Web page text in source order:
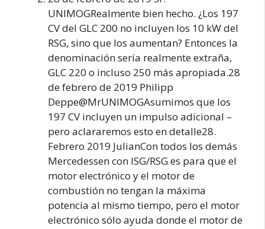
UNIMOGRealmente bien hecho. ¿Los 197
CV del GLC 200 no incluyen los 10 kW del
RSG, sino que los aumentan? Entonces la
denominación sería realmente extraña,
GLC 220 o incluso 250 más apropiada.28
de febrero de 2019 Philipp
Deppe@MrUNIMOGAsumimos que los
197 CV incluyen un impulso adicional –
pero aclararemos esto en detalle28.
Febrero 2019 JulianCon todos los demás
Mercedessen con ISG/RSG es para que el
motor electrónico y el motor de
combustión no tengan la máxima
potencia al mismo tiempo, pero el motor
electrónico sólo ayuda donde el motor de